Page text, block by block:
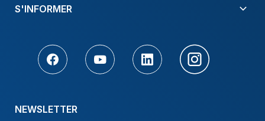
S'INFORMER
NEWSLETTER